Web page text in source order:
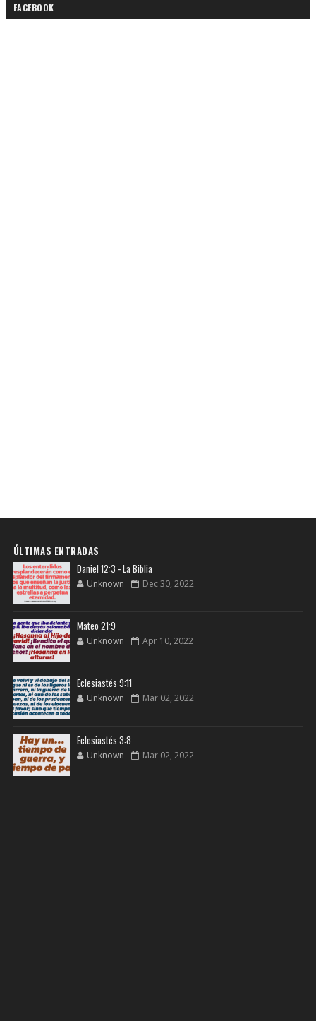
FACEBOOK
ÚLTIMAS ENTRADAS
Daniel 12:3 - La Biblia
Unknown Dec 30, 2022
Mateo 21:9
Unknown Apr 10, 2022
Eclesiastés 9:11
Unknown Mar 02, 2022
Eclesiastés 3:8
Unknown Mar 02, 2022